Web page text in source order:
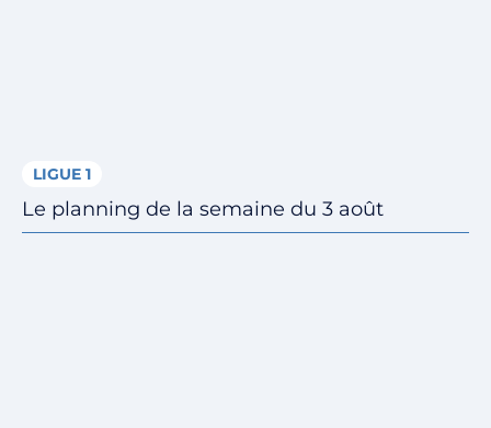
LIGUE 1
Le planning de la semaine du 3 août